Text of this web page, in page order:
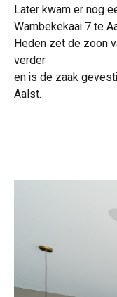
Later kwam er nog
Wambekekaai 7 te
Heden zet de zoon
verder
en is de zaak
Aalst.